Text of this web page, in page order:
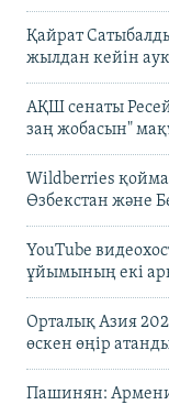
Қайрат
жылдан кейін
АҚШ сенаты
заң жобасын"
Wildberries
Өзбекстан және
YouTube
ұйымының екі
Орталық Азия
өскен өңір
Пашинян: